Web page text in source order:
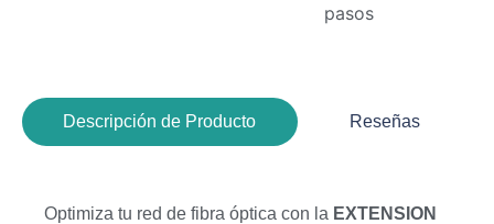
pasos
Descripción de Producto Reseñas
Optimiza tu red de fibra óptica con la EXTENSION